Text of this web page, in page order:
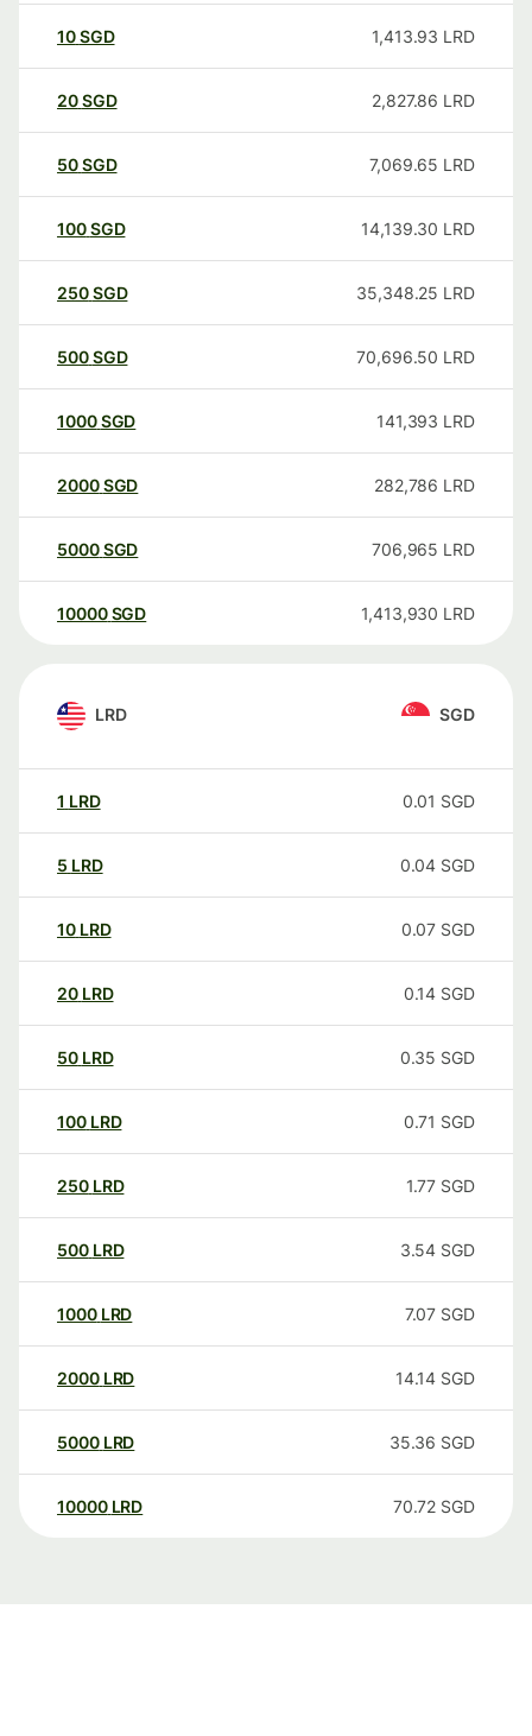
10SGD 1,413.93 LRD
20SGD 2,827.86 LRD
50SGD 7,069.65 LRD
100SGD 14,139.30 LRD
250SGD 35,348.25 LRD
500SGD 70,696.50 LRD
1000SGD 141,393 LRD
2000SGD 282,786 LRD
5000SGD 706,965 LRD
10000 SGD 1,413,930 LRD
LRD SGD
1 LRD 0.01 SGD
5 LRD 0.04 SGD
10 LRD 0.07 SGD
20 LRD 0.14 SGD
50 LRD 0.35 SGD
100 LRD 0.71 SGD
250 LRD 1.77 SGD
500 LRD 3.54 SGD
1000 LRD 7.07 SGD
2000 LRD 14.14 SGD
5000 LRD 35.36 SGD
10000 LRD 70.72 SGD